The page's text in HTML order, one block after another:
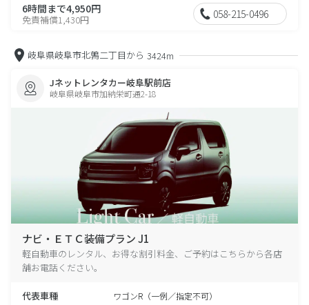
6時間まで4,950円
免責補償1,430円 058-215-0496
岐阜県岐阜市北鶉二丁目から 3424m
Jネットレンタカー岐阜駅前店
岐阜県岐阜市加納栄町通2-18
ナビ・ＥＴＣ装備プラン J1
軽自動車のレンタル、お得な割引料金、ご予約はこちらから各店
舗お電話ください。
代表車種 ワゴンR（一例／指定不可）